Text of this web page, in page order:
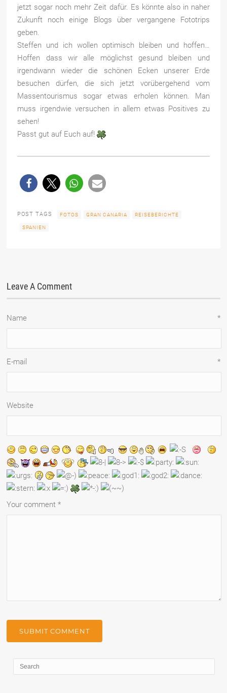
jetzt sogar noch mehr Zeit dafür. Es könnte also in naher
Zukunft noch einige Blogs über vergangene Fototrips
geben.
Steffen und ich wollen optimisch bleiben und hoffen…
Hoffen dass wir alle möglichst gesund bleiben und
irgendwann wieder die schönen Ecken unserer Erde
besuchen dürfen, die sich jetzt vorübergehend vom
Massentourismus sogar etwas erholen können. Man
muss irgendwie versuchen in allem etwas Positives zu
sehen!
Passt gut auf Euch auf!
POST TAGS FOTOS GRAN CANARIA REISEBERICHTE
SPANIEN
Leave A Comment
Name *
E-mail *
Website
Your comment*